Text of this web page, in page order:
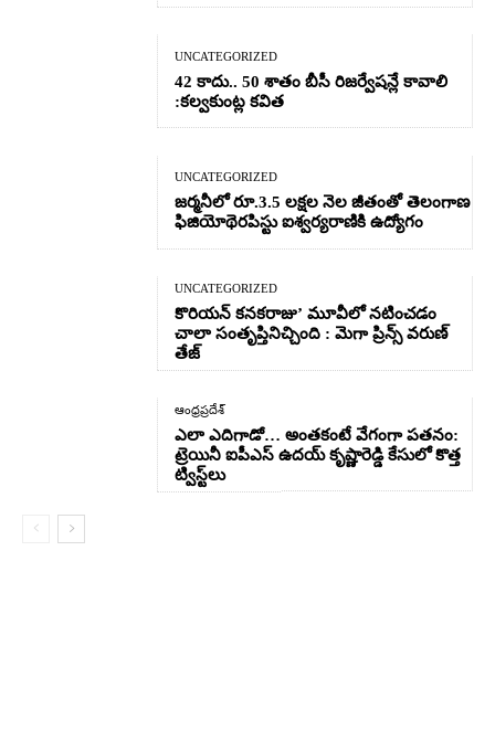
UNCATEGORIZED
42 కాదు.. 50 శాతం బీసీ రిజర్వేషన్లే కావాలి
:కల్వకుంట్ల కవిత
UNCATEGORIZED
జర్మనీలో రూ.3.5 లక్షల నెల జీతంతో తెలంగాణ
ఫిజియోథెరపిస్టు ఐశ్వర్యరాణికి ఉద్యోగం
UNCATEGORIZED
కొరియన్ కనకరాజు’ మూవీలో నటించడం
చాలా సంతృప్తినిచ్చింది : మెగా ప్రిన్స్ వరుణ్
తేజ్
ఆంధ్రప్రదేశ్
ఎలా ఎదిగాడో… అంతకంటే వేగంగా పతనం:
ట్రెయినీ ఐపీఎస్ ఉదయ్ కృష్ణారెడ్డి కేసులో కొత్త
ట్విస్ట్‌లు